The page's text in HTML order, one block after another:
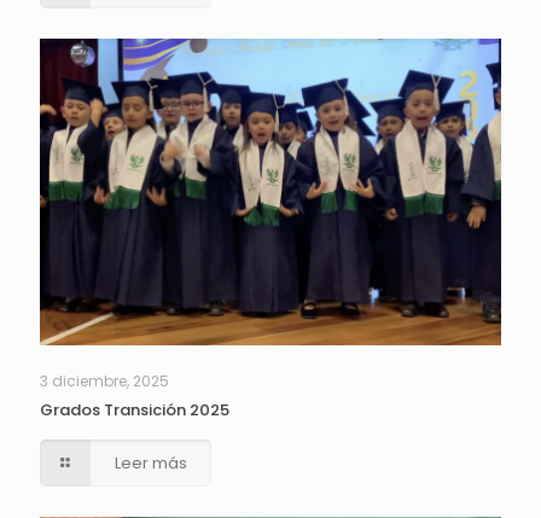
3 diciembre, 2025
Grados Transición 2025
Leer más